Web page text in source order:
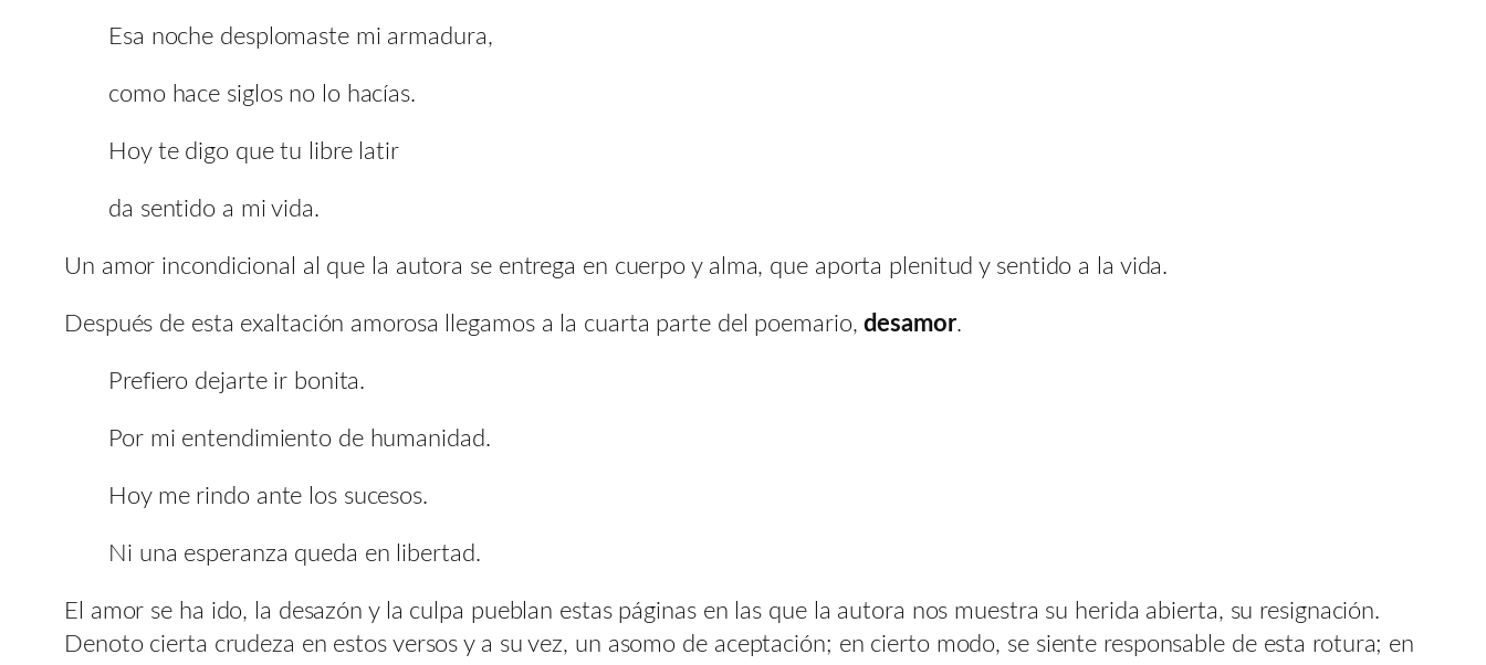
Esa noche desplomaste mi armadura,
como hace siglos no lo hacías.
Hoy te digo que tu libre latir
da sentido a mi vida.
Un amor incondicional al que la autora se entrega en cuerpo y alma, que aporta plenitud y sentido a la vida.
Después de esta exaltación amorosa llegamos a la cuarta parte del poemario,desamor.
Prefiero dejarte ir bonita.
Por mi entendimiento de humanidad.
Hoy me rindo ante los sucesos.
Ni una esperanza queda en libertad.
El amor se ha ido, la desazón y la culpa pueblan estas páginas en las que la autora nos muestra su herida abierta, su resignación.
Denoto cierta crudeza en estos versos y a su vez, un asomo de aceptación; en cierto modo, se siente responsable de esta rotura; en